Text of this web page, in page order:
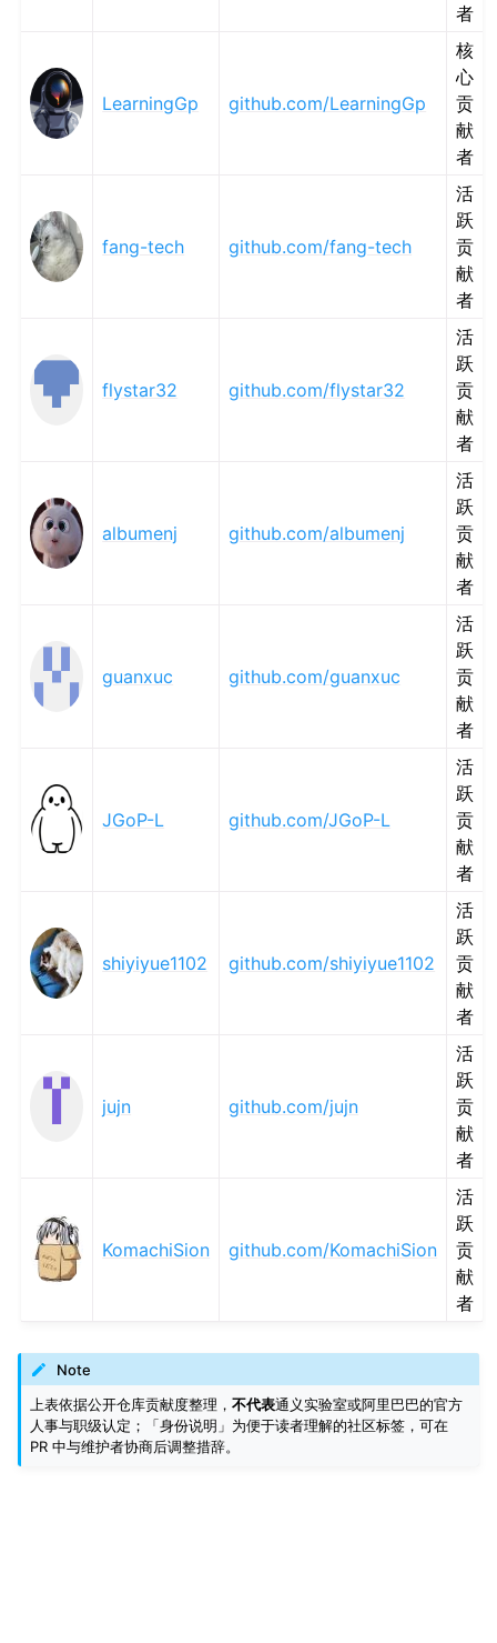
者
LearningGp github.com/LearningGp
核
心
贡
献
者
fang-tech github.com/fang-tech
活
跃
贡
献
者
flystar32 github.com/flystar32
活
跃
贡
献
者
albumenj github.com/albumenj
活
跃
贡
献
者
guanxuc github.com/guanxuc
活
跃
贡
献
者
JGoP-L github.com/JGoP-L
活
跃
贡
献
者
shiyiyue1102 github.com/shiyiyue1102
活
跃
贡
献
者
jujn github.com/jujn
活
跃
贡
献
者
KomachiSion github.com/KomachiSion
活
跃
贡
献
者
Note
上表依据公开仓库贡献度整理，不代表通义实验室或阿里巴巴的官方
人事与职级认定；「身份说明」为便于读者理解的社区标签，可在
PR 中与维护者协商后调整措辞。